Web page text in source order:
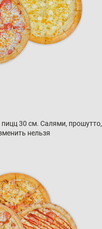
30 см. Салями, прошутто,
нельзя